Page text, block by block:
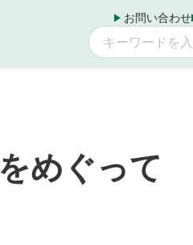
お問い合わせ
めぐって